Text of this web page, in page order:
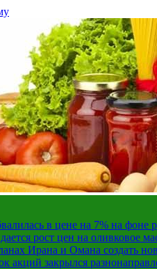
в цене на 7% на фоне
рост цен на оливковое
Ирана и Омана создать
акций закрылся